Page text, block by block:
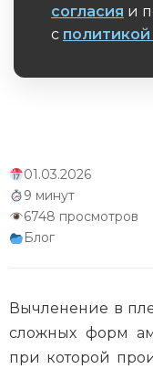
согласия и
с
01.03.2026
9 минут
6748 просмотров
Блог
Вычленение в
сложных форм
при которой